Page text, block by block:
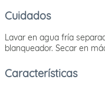
Cuidados
Lavar en agua fría
blanqueador. Secar en